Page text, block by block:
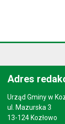
Adres
Urząd Gminy w
ul. Mazurska 3
13-124 Kozłowo